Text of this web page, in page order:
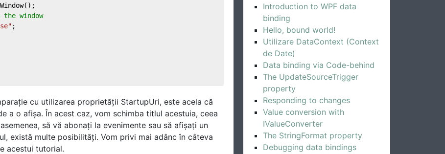
Introduction to WPF data
binding
Hello, bound world!
Utilizare DataContext (Context
de Date)
Data binding via Code-behind
The UpdateSourceTrigger
property
Responding to changes
Value conversion with
IValueConverter
The StringFormat property
Debugging data bindings
window
;
cu utilizarea proprietății StartupUri, este acela că
a o afișa. În acest caz, vom schimba titlul acestuia, ceea
să vă abonați la evenimente sau să afișați un
există multe posibilități. Vom privi mai adânc în câteva
acestui tutorial.